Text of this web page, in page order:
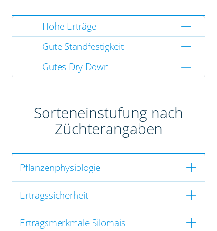
Hohe Erträge
Gute Standfestigkeit
Gutes Dry Down
Sorteneinstufung nach
Züchterangaben
Pflanzenphysiologie
Ertragssicherheit
Ertragsmerkmale Silomais